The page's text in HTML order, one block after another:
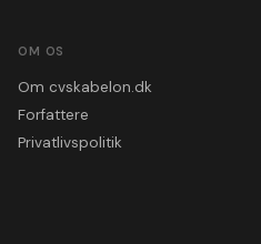
OM OS
Om cvskabelon.dk
Forfattere
Privatlivspolitik